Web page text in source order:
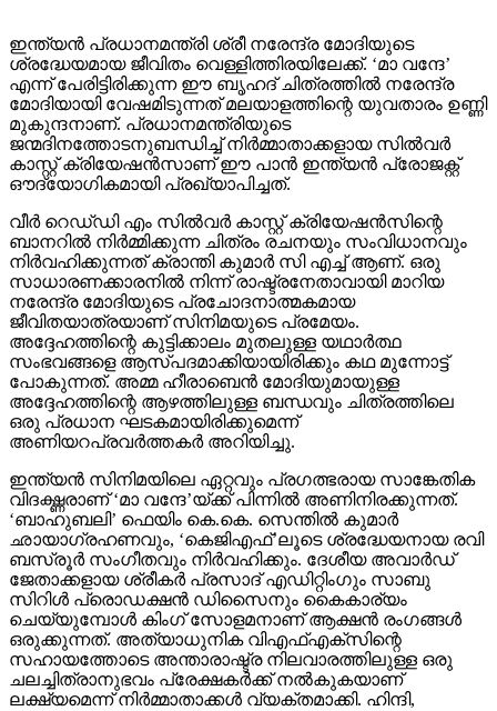
ഇന്ത്യൻ പ്രധാനമന്ത്രി ശ്രീ നരേന്ദ്ര മോദിയുടെ
ശ്രദ്ധേയമായ ജീവിതം വെള്ളിത്തിരയിലേക്ക്. ‘മാ വന്ദേ’
എന്ന് പേരിട്ടിരിക്കുന്ന ഈ ബൃഹദ് ചിത്രത്തിൽ നരേന്ദ്ര
മോദിയായി വേഷമിടുന്നത് മലയാളത്തിന്റെ യുവതാരം ഉണ്ണി
മുകുന്ദനാണ്. പ്രധാനമന്ത്രിയുടെ
ജന്മദിനത്തോടനുബന്ധിച്ച് നിർമ്മാതാക്കളായ സിൽവർ
കാസ്റ്റ് ക്രിയേഷൻസാണ് ഈ പാൻ ഇന്ത്യൻ പ്രോജക്റ്റ്
ഔദ്യോഗികമായി പ്രഖ്യാപിച്ചത്.
വീർ റെഡ്‌ഡി എം സിൽവർ കാസ്റ്റ് ക്രിയേഷൻസിന്റെ
ബാനറിൽ നിർമ്മിക്കുന്ന ചിത്രം രചനയും സംവിധാനവും
നിർവഹിക്കുന്നത് ക്രാന്തി കുമാർ സി എച്ച് ആണ്. ഒരു
സാധാരണക്കാരനിൽ നിന്ന് രാഷ്ട്രനേതാവായി മാറിയ
നരേന്ദ്ര മോദിയുടെ പ്രചോദനാത്മകമായ
ജീവിതയാത്രയാണ് സിനിമയുടെ പ്രമേയം.
അദ്ദേഹത്തിന്റെ കുട്ടിക്കാലം മുതലുള്ള യഥാർത്ഥ
സംഭവങ്ങളെ ആസ്പദമാക്കിയായിരിക്കും കഥ മുന്നോട്ട്
പോകുന്നത്. അമ്മ ഹീരാബെൻ മോദിയുമായുള്ള
അദ്ദേഹത്തിന്റെ ആഴത്തിലുള്ള ബന്ധവും ചിത്രത്തിലെ
ഒരു പ്രധാന ഘടകമായിരിക്കുമെന്ന്
അണിയറപ്രവർത്തകർ അറിയിച്ചു.
ഇന്ത്യൻ സിനിമയിലെ ഏറ്റവും പ്രഗത്ഭരായ സാങ്കേതിക
വിദഗ്ദ്ധരാണ് ‘മാ വന്ദേ’യ്ക്ക് പിന്നിൽ അണിനിരക്കുന്നത്.
‘ബാഹുബലി’ ഫെയിം കെ.കെ. സെന്തിൽ കുമാർ
ഛായാഗ്രഹണവും, ‘കെജിഎഫ്’ലൂടെ ശ്രദ്ധേയനായ രവി
ബസ്രൂർ സംഗീതവും നിർവഹിക്കും. ദേശീയ അവാർഡ്
ജേതാക്കളായ ശ്രീകർ പ്രസാദ് എഡിറ്റിംഗും സാബു
സിറിൾ പ്രൊഡക്ഷൻ ഡിസൈനും കൈകാര്യം
ചെയ്യുമ്പോൾ കിംഗ് സോളമനാണ് ആക്ഷൻ രംഗങ്ങൾ
ഒരുക്കുന്നത്. അത്യാധുനിക വിഎഫ്എക്സിന്റെ
സഹായത്തോടെ അന്താരാഷ്ട്ര നിലവാരത്തിലുള്ള ഒരു
ചലച്ചിത്രാനുഭവം പ്രേക്ഷകർക്ക് നൽകുകയാണ്
ലക്ഷ്യമെന്ന് നിർമ്മാതാക്കൾ വ്യക്തമാക്കി. ഹിന്ദി,